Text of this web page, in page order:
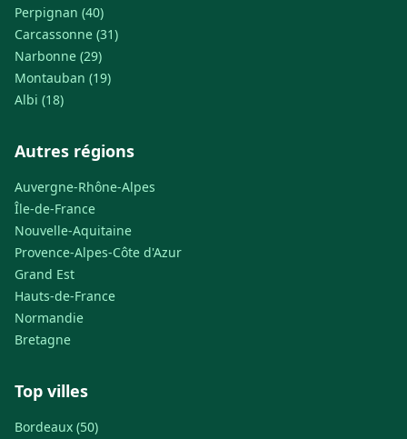
Perpignan (40)
Carcassonne (31)
Narbonne (29)
Montauban (19)
Albi (18)
Autres régions
Auvergne-Rhône-Alpes
Île-de-France
Nouvelle-Aquitaine
Provence-Alpes-Côte d'Azur
Grand Est
Hauts-de-France
Normandie
Bretagne
Top villes
Bordeaux (50)